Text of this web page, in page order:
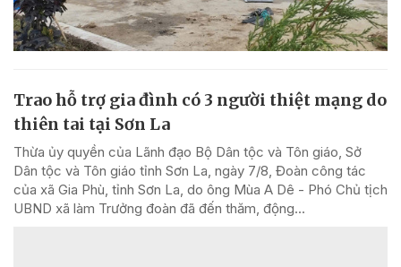
Trao hỗ trợ gia đình có 3 người thiệt mạng do
thiên tai tại Sơn La
Thừa ủy quyền của Lãnh đạo Bộ Dân tộc và Tôn giáo, Sở
Dân tộc và Tôn giáo tỉnh Sơn La, ngày 7/8, Đoàn công tác
của xã Gia Phù, tỉnh Sơn La, do ông Mùa A Dê - Phó Chủ tịch
UBND xã làm Trưởng đoàn đã đến thăm, động...